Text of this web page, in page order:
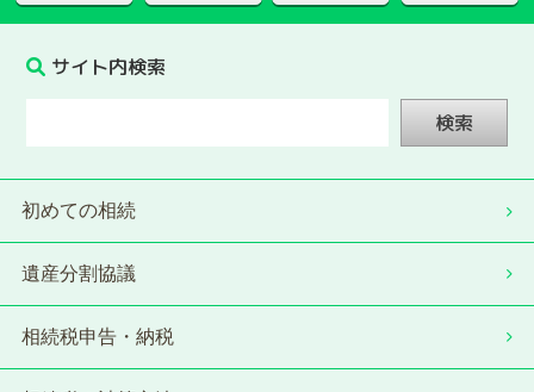
サイト内検索
検索
初めての相続
遺産分割協議
相続税申告・納税